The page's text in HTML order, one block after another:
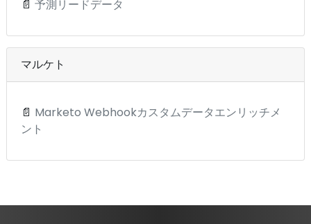
📄 予測リードデータ
マルケト
📄 Marketo Webhookカスタムデータエンリッチメ
ント